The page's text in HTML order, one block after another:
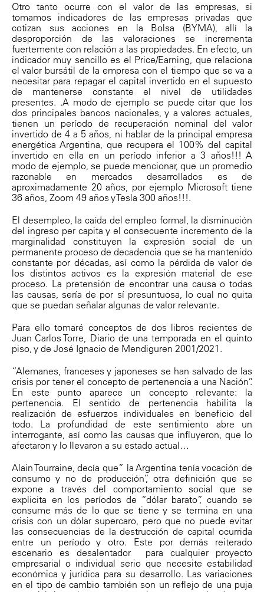
Otro tanto ocurre con el valor de las empresas, si
tomamos indicadores de las empresas privadas que
cotizan sus acciones en la Bolsa (BYMA), allí la
desproporción de las valoraciones se incrementa
fuertemente con relación a las propiedades. En efecto, un
indicador muy sencillo es el Price/Earning, que relaciona
el valor bursátil de la empresa con el tiempo que se va a
necesitar para repagar el capital invertido en el supuesto
de mantenerse constante el nivel de utilidades
presentes. .A modo de ejemplo se puede citar que los
dos principales bancos nacionales, y a valores actuales,
tienen un período de recuperación nominal del valor
invertido de 4 a 5 años, ni hablar de la principal empresa
energética Argentina, que recupera el 100% del capital
invertido en ella en un período inferior a 3 años!!! A
modo de ejemplo, se puede mencionar, que un promedio
razonable en mercados desarrollados es de
aproximadamente 20 años, por ejemplo Microsoft tiene
36 años, Zoom 49 años y Tesla 300 años!!!.
El desempleo, la caída del empleo formal, la disminución
del ingreso per capita y el consecuente incremento de la
marginalidad constituyen la expresión social de un
permanente proceso de decadencia que se ha mantenido
constante por décadas, así como la pérdida de valor de
los distintos activos es la expresión material de ese
proceso. La pretensión de encontrar una causa o todas
las causas, sería de por sí presuntuosa, lo cual no quita
que se puedan señalar algunas de valor relevante.
Para ello tomaré conceptos de dos libros recientes de
Juan Carlos Torre, Diario de una temporada en el quinto
piso, y de José Ignacio de Mendiguren 2001/2021.
“Alemanes, franceses y japoneses se han salvado de las
crisis por tener el concepto de pertenencia a una Nación”.
En este punto aparece un concepto relevante: la
pertenencia. El sentido de pertenencia habilita la
realización de esfuerzos individuales en beneficio del
todo. La profundidad de este sentimiento abre un
interrogante, así como las causas que influyeron, que lo
afectaron y lo llevaron a su estado actual…
Alain Tourraine, decía que” la Argentina tenía vocación de
consumo y no de producción”, otra definición que se
expone a través del comportamiento social que se
explicita en los períodos de “dólar barato”, cuando se
consume más de lo que se tiene y se termina en una
crisis con un dólar supercaro, pero que no puede evitar
las consecuencias de la destrucción de capital ocurrida
entre un período y otro. Este por demás reiterado
escenario es desalentador para cualquier proyecto
empresarial o individual serio que necesite estabilidad
económica y jurídica para su desarrollo. Las variaciones
en el tipo de cambio también son un reflejo de una puja